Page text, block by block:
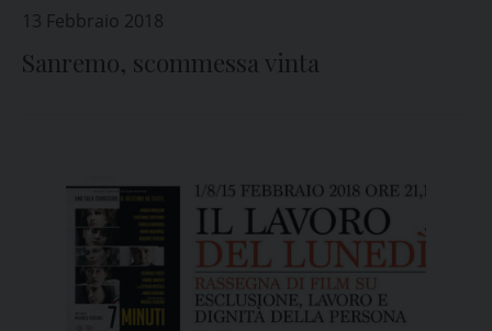
13 Febbraio 2018
Sanremo, scommessa vinta